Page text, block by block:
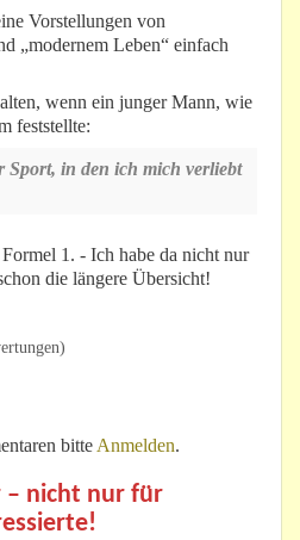
Vorstellungen von
„modernem Leben“ einfach
wenn ein junger Mann, wie
feststellte:
Sport, in den ich mich verliebt
1. - Ich habe da nicht nur
die längere Übersicht!
bitte Anmelden.
– nicht nur für